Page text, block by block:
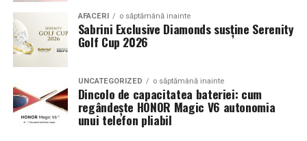
Echilibrul dintre estetica si utilizare reala
Un aspect specific evenimentelor auto din Cluj este
prezenta multor masini care nu sunt doar proiecte de
show, ci si vehicule utilizate zilnic. Proprietarii acestora
cauta solutii care sa le permita sa participe la
evenimente fara a sacrifica complet confortul sau
siguranta pe drumurile publice.
AFACERI o săptămână inainte
Sabrini Exclusive Diamonds susține Serenity
Golf Cup 2026
UNCATEGORIZED o săptămână inainte
Dincolo de capacitatea bateriei: cum
regândește HONOR Magic V6 autonomia
unui telefon pliabil